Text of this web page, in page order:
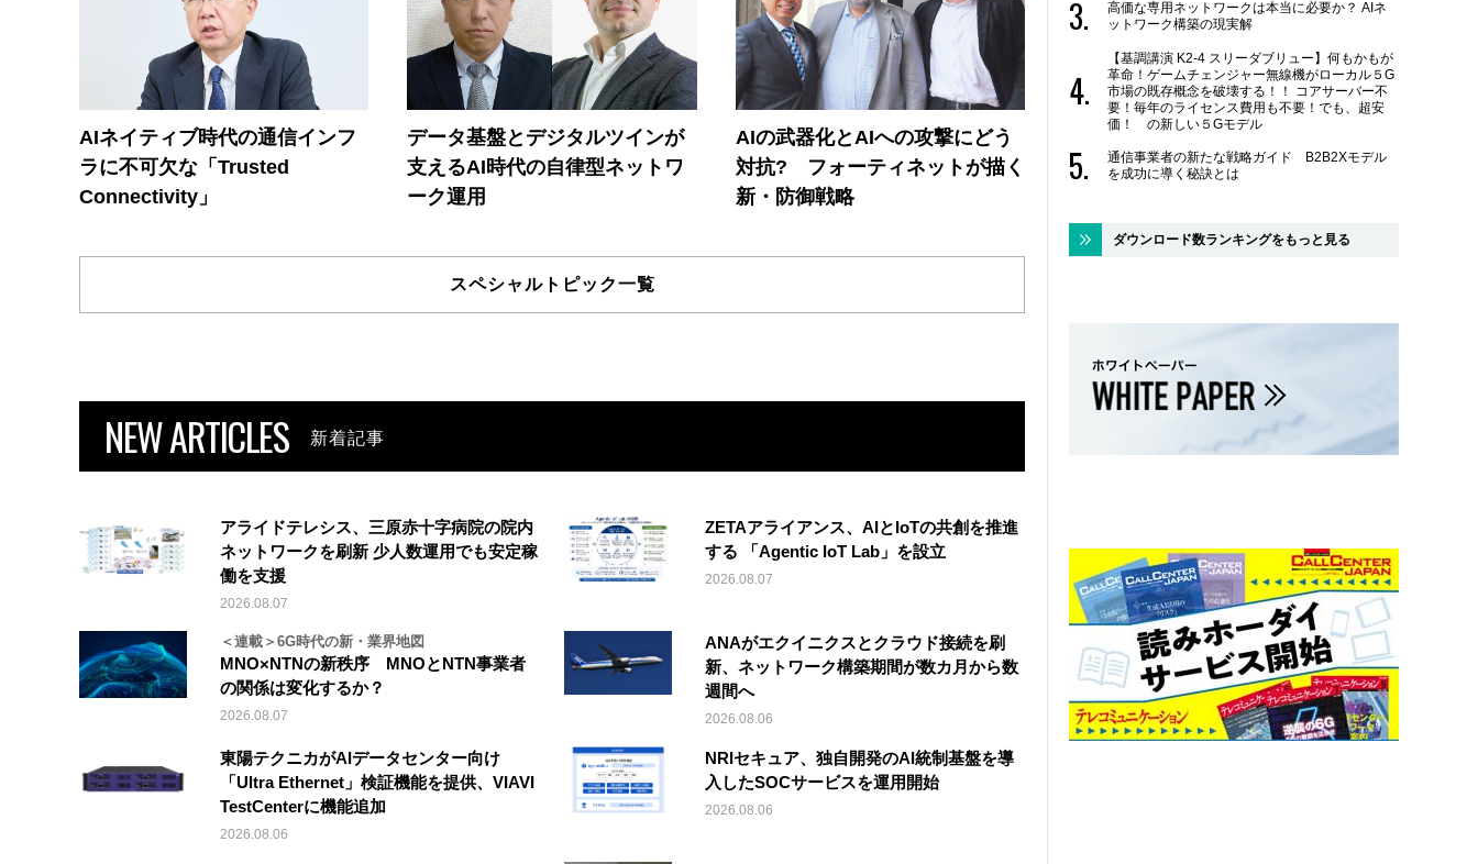
AIネイティブ時代の通信インフ
ラに不可欠な「Trusted
Connectivity」
データ基盤とデジタルツインが
支えるAI時代の自律型ネットワ
ーク運用
AIの武器化とAIへの攻撃にどう
対抗? フォーティネットが描く
新・防御戦略
スペシャルトピック一覧
NEW ARTICLES 新着記事
アライドテレシス、三原赤十字病院の院内
ネットワークを刷新 少人数運用でも安定稼
働を支援
2026.08.07
ZETAアライアンス、AIとIoTの共創を推進
する 「Agentic IoT Lab」を設立
2026.08.07
＜連載＞6G時代の新・業界地図
MNO×NTNの新秩序 MNOとNTN事業者
の関係は変化するか？
2026.08.07
ANAがエクイニクスとクラウド接続を刷
新、ネットワーク構築期間が数カ月から数
週間へ
2026.08.06
東陽テクニカがAIデータセンター向け
「Ultra Ethernet」検証機能を提供、VIAVI
TestCenterに機能追加
2026.08.06
NRIセキュア、独自開発のAI統制基盤を導
入したSOCサービスを運用開始
2026.08.06
高価な専用ネットワークは本当に必要か？ AIネ
ットワーク構築の現実解
【基調講演 K2-4 スリーダブリュー】何もかもが
革命！ゲームチェンジャー無線機がローカル５G
市場の既存概念を破壊する！！ コアサーバー不
要！毎年のライセンス費用も不要！でも、超安
価！ の新しい５Gモデル
通信事業者の新たな戦略ガイド B2B2Xモデル
を成功に導く秘訣とは
ダウンロード数ランキングをもっと見る